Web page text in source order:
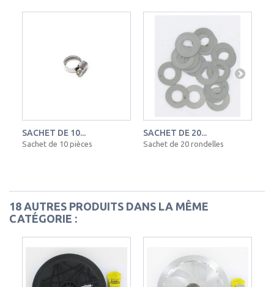
SACHET DE 10...
Sachet de 10 pièces
SACHET DE 20...
Sachet de 20 rondelles
18 AUTRES PRODUITS DANS LA MÊME
CATÉGORIE :